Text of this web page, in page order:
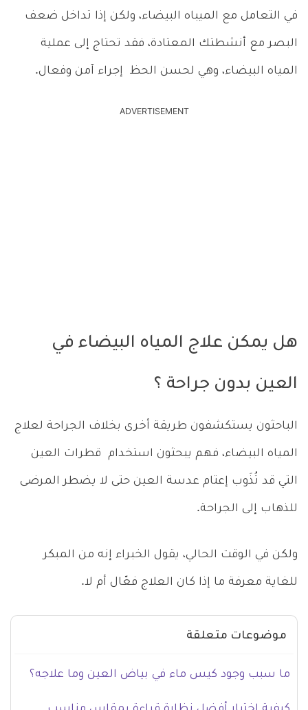
في التعامل مع الميباه البيضاء، ولكن إذا تداخل ضعف
البصر مع أنشطتك المعتادة، فقد تحتاج إلى عملية
المياه البيضاء، وهي لحسن الحظ إجراء آمن وفعال.
ADVERTISEMENT
هل يمكن علاج المياه البيضاء في
العين بدون جراحة ؟
الباحثون يستكشفون طريقة أخرى بخلاف الجراحة لعلاج
المياه البيضاء، فهم يبحثون استخدام قطرات العين
التي قد تُذَوب إعتام عدسة العين حتى لا يضطر المرضى
للذهاب إلى الجراحة.
ولكن في الوقت الحالي، يقول الخبراء إنه من المبكر
للغاية معرفة ما إذا كان العلاج فعّال أم لا.
موضوعات متعلقة
ما سبب وجود كيس ماء في بياض العين وما علاجه؟